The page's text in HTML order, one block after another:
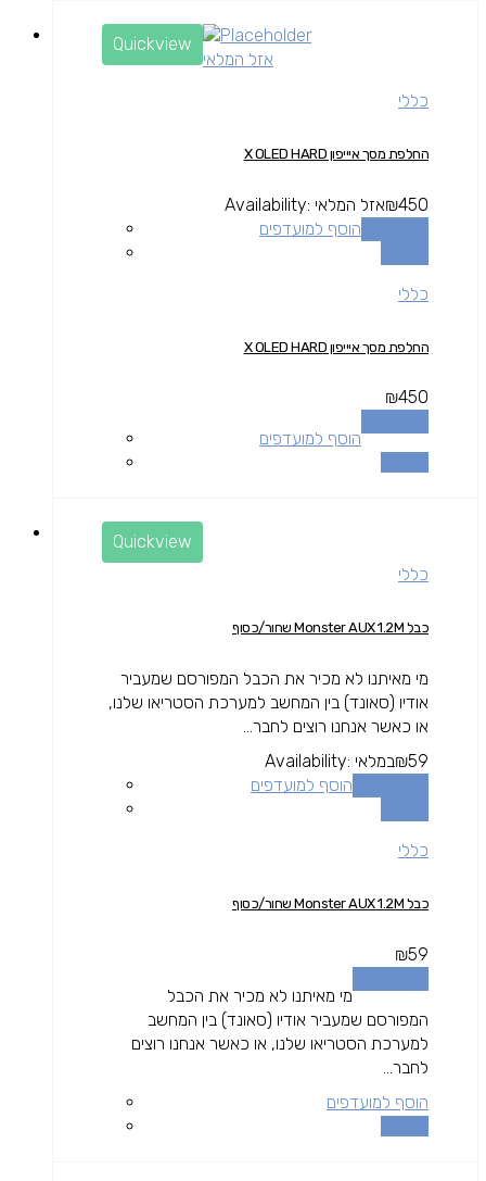
Quickview
אזל המלאי
כללי
החלפת מסך איייפון X OLED HARD
₪450
Availability: אזל המלאי
הוסף למועדפים
כללי
החלפת מסך איייפון X OLED HARD
₪450
הוסף למועדפים
Quickview
כללי
כבל Monster AUX 1.2M שחור/כסוף
מי מאיתנו לא מכיר את הכבל המפורסם שמעביר
אודיו (סאונד) בין המחשב למערכת הסטריאו שלנו,
או כאשר אנחנו רוצים לחבר...
₪59
Availability: במלאי
הוסף למועדפים
כללי
כבל Monster AUX 1.2M שחור/כסוף
₪59
מי מאיתנו לא מכיר את הכבל
המפורסם שמעביר אודיו (סאונד) בין המחשב
למערכת הסטריאו שלנו, או כאשר אנחנו רוצים
לחבר...
הוסף למועדפים